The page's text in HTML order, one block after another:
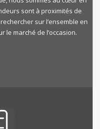
sont à proximités de
sur l’ensemble en
le marché de l’occasion.